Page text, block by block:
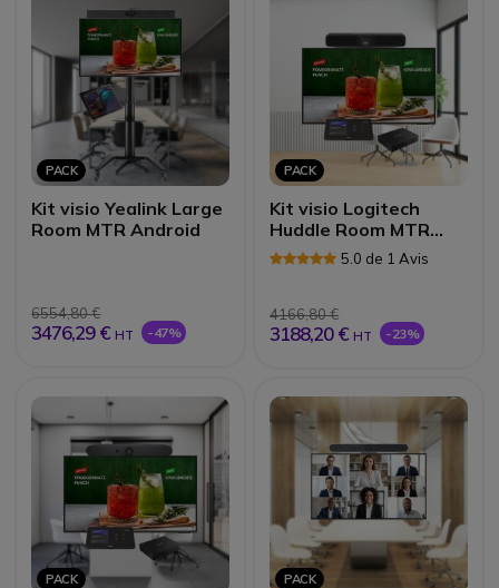
PACK
Kit visio Yealink Large
Room MTR Android
6554,80 €
3476,29 € HT -47%
PACK
Kit visio Logitech
Huddle Room MTR
Windows5.0 de 1 Avis
4166,80 €
3188,20 € HT -23%
PACK PACK